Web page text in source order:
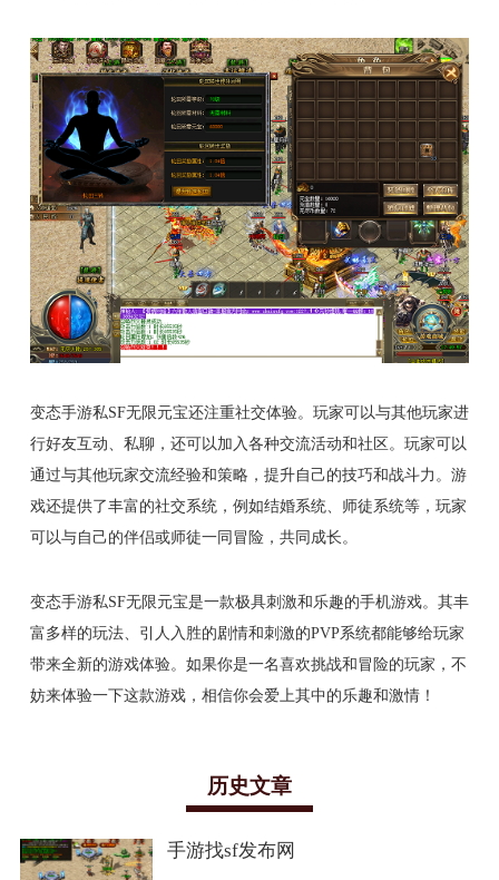
变态手游私SF无限元宝还注重社交体验。玩家可以与其他玩家进
行好友互动、私聊，还可以加入各种交流活动和社区。玩家可以
通过与其他玩家交流经验和策略，提升自己的技巧和战斗力。游
戏还提供了丰富的社交系统，例如结婚系统、师徒系统等，玩家
可以与自己的伴侣或师徒一同冒险，共同成长。
变态手游私SF无限元宝是一款极具刺激和乐趣的手机游戏。其丰
富多样的玩法、引人入胜的剧情和刺激的PVP系统都能够给玩家
带来全新的游戏体验。如果你是一名喜欢挑战和冒险的玩家，不
妨来体验一下这款游戏，相信你会爱上其中的乐趣和激情！
历史文章
手游找sf发布网